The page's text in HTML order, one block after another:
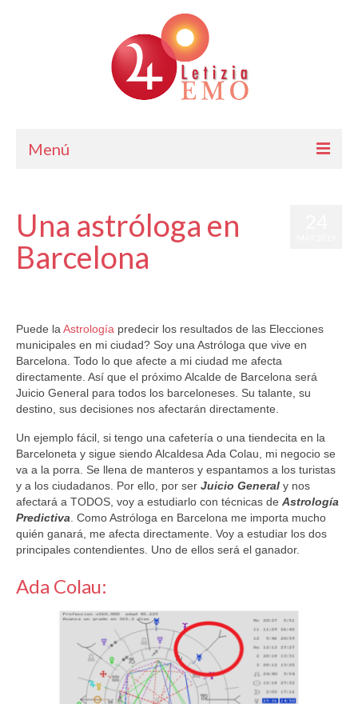
Menú
Cursos de Astrología
Consulta
Letizia Emo
Contáctame
Una astróloga en
Barcelona
Puede la Astrología predecir los resultados de las Elecciones
municipales en mi ciudad? Soy una Astróloga que vive en
Barcelona. Todo lo que afecte a mi ciudad me afecta
directamente. Así que el próximo Alcalde de Barcelona será
Juicio General para todos los barceloneses. Su talante, su
destino, sus decisiones nos afectarán directamente.
Un ejemplo fácil, si tengo una cafetería o una tiendecita en la
Barceloneta y sigue siendo Alcaldesa Ada Colau, mi negocio se
va a la porra. Se llena de manteros y espantamos a los turistas
y a los ciudadanos. Por ello, por ser Juicio General y nos
afectará a TODOS, voy a estudiarlo con técnicas de Astrología
Predictiva . Como Astróloga en Barcelona me importa mucho
quién ganará, me afecta directamente. Voy a estudiar los dos
principales contendientes. Uno de ellos será el ganador.
Ada Colau: